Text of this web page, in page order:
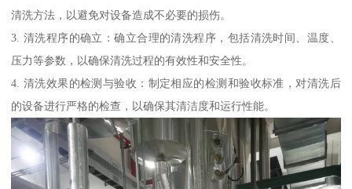
清洗方法，以避免对设备造成不必要的损伤。
3. 清洗程序的确立：确立合理的清洗程序，包括清洗时间、温度、
压力等参数，以确保清洗过程的有效性和安全性。
4. 清洗效果的检测与验收：制定相应的检测和验收标准，对清洗后
的设备进行严格的检查，以确保其清洁度和运行性能。